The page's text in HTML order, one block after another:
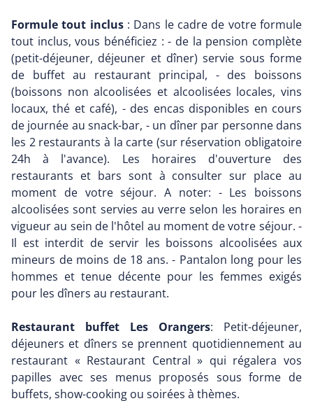
Formule tout inclus: Dans le cadre de votre formule
tout inclus, vous bénéficiez : - de la pension complète
(petit-déjeuner, déjeuner et dîner) servie sous forme
de buffet au restaurant principal, - des boissons
(boissons non alcoolisées et alcoolisées locales, vins
locaux, thé et café), - des encas disponibles en cours
de journée au snack-bar, - un dîner par personne dans
les 2 restaurants à la carte (sur réservation obligatoire
24h à l'avance). Les horaires d'ouverture des
restaurants et bars sont à consulter sur place au
moment de votre séjour. A noter: - Les boissons
alcoolisées sont servies au verre selon les horaires en
vigueur au sein de l'hôtel au moment de votre séjour. -
Il est interdit de servir les boissons alcoolisées aux
mineurs de moins de 18 ans. - Pantalon long pour les
hommes et tenue décente pour les femmes exigés
pour les dîners au restaurant.
Restaurant buffet Les Orangers: Petit-déjeuner,
déjeuners et dîners se prennent quotidiennement au
restaurant « Restaurant Central » qui régalera vos
papilles avec ses menus proposés sous forme de
buffets, show-cooking ou soirées à thèmes.